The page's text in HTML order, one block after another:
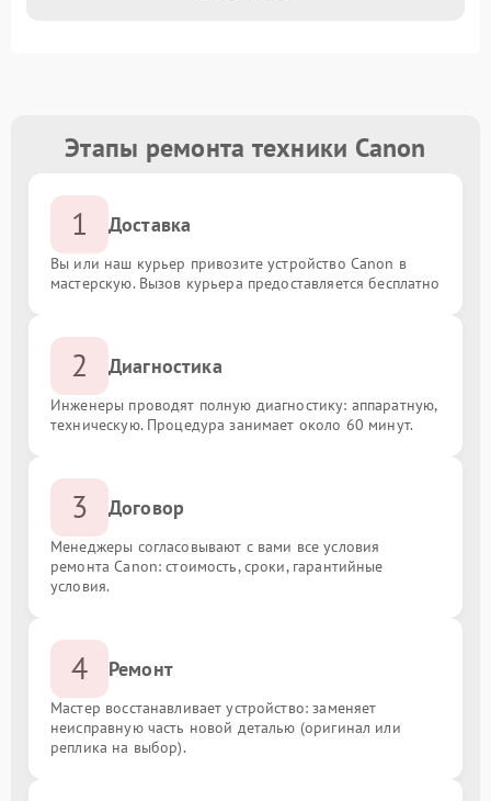
Этапы ремонта техники Canon
1 Доставка
Вы или наш курьер привозите устройство Canon в
мастерскую. Вызов курьера предоставляется бесплатно
2 Диагностика
Инженеры проводят полную диагностику: аппаратную,
техническую. Процедура занимает около 60 минут.
3 Договор
Менеджеры согласовывают с вами все условия
ремонта Canon: стоимость, сроки, гарантийные
условия.
4 Ремонт
Мастер восстанавливает устройство: заменяет
неисправную часть новой деталью (оригинал или
реплика на выбор).